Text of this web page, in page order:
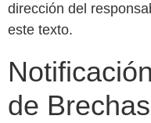
dirección del
este texto.
de Brechas